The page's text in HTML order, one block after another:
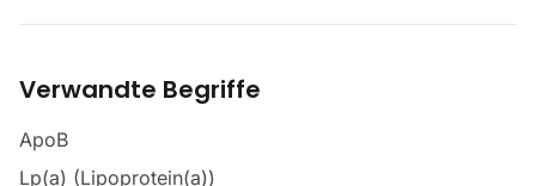
Verwandte Begriffe
ApoB
Lp(a) (Lipoprotein(a))